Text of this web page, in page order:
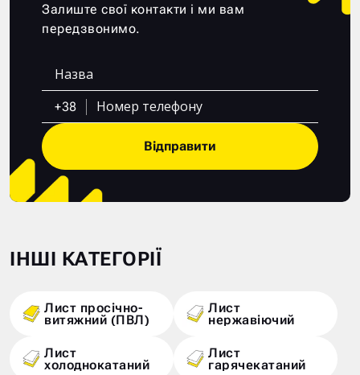
Залиште свої контакти і ми вам
передзвонимо.
+38
Відправити
ІНШІ КАТЕГОРІЇ
Лист просічно-
витяжний (ПВЛ)
Лист
нержавіючий
Лист
холоднокатаний
Лист
гарячекатаний